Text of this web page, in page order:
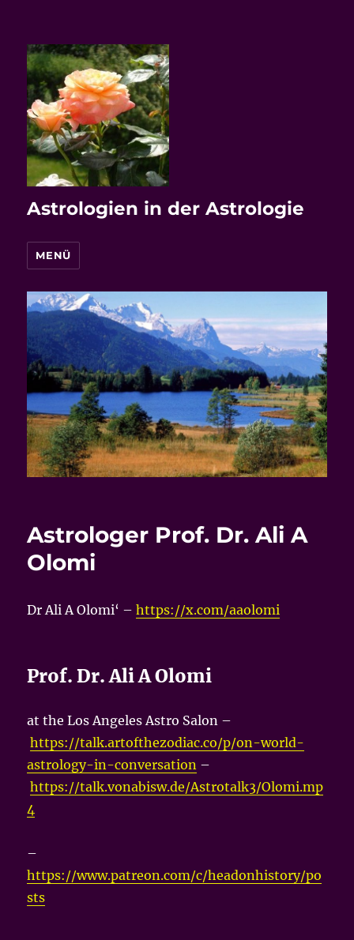
Astrologien in der Astrologie
MENÜ
Astrologer Prof. Dr. Ali A
Olomi
Dr Ali A Olomi‘ –https://x.com/aaolomi
Prof. Dr. Ali A Olomi
at the Los Angeles Astro Salon –
https://talk.artofthezodiac.co/p/on-world-
astrology-in-conversation –
https://talk.vonabisw.de/Astrotalk3/Olomi.mp
4
–
https://www.patreon.com/c/headonhistory/po
sts